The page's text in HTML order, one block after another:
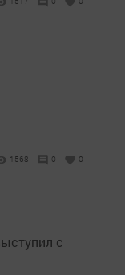
1568 0 0
с